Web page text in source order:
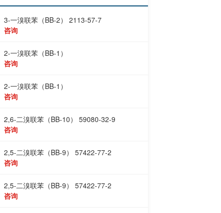
3-一溴联苯（BB-2） 2113-57-7
咨询
2-一溴联苯（BB-1）
咨询
2-一溴联苯（BB-1）
咨询
2,6-二溴联苯（BB-10） 59080-32-9
咨询
2,5-二溴联苯（BB-9） 57422-77-2
咨询
2,5-二溴联苯（BB-9） 57422-77-2
咨询